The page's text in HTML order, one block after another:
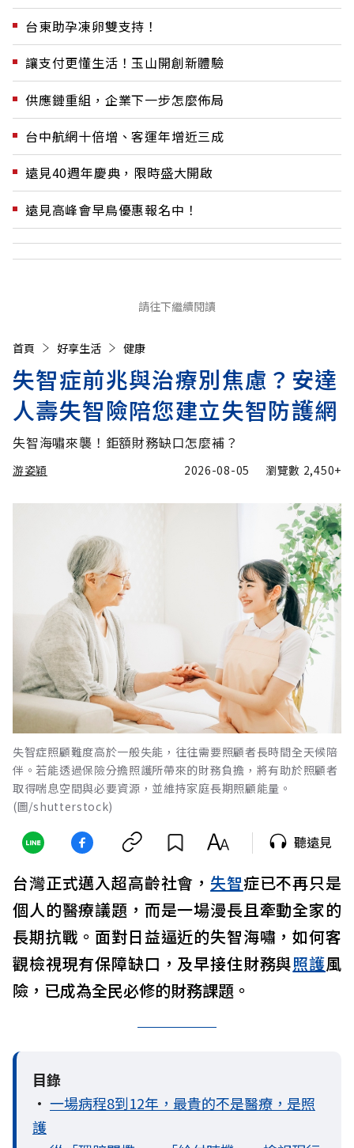
台東助孕凍卵雙支持！
讓支付更懂生活！玉山開創新體驗
供應鏈重組，企業下一步怎麼佈局
台中航網十倍增、客運年增近三成
遠見40週年慶典，限時盛大開啟
遠見高峰會早鳥優惠報名中！
請往下繼續閱讀
首頁 好享生活 健康
失智症前兆與治療別焦慮？安達
人壽失智險陪您建立失智防護網
失智海嘯來襲！鉅額財務缺口怎麼補？
游姿穎 2026-08-05 瀏覽數 2,450+
失智症照顧難度高於一般失能，往往需要照顧者長時間全天候陪
伴。若能透過保險分擔照護所帶來的財務負擔，將有助於照顧者
取得喘息空間與必要資源，並維持家庭長期照顧能量。
(圖/shutterstock)
聽遠見
台灣正式邁入超高齡社會， 失智症已不再只是
個人的醫療議題，而是一場漫長且牽動全家的
長期抗戰。面對日益逼近的失智海嘯，如何客
觀檢視現有保障缺口，及早接住財務與照護風
險，已成為全民必修的財務課題。
目錄
• 一場病程8到12年，最貴的不是醫療，是照
護